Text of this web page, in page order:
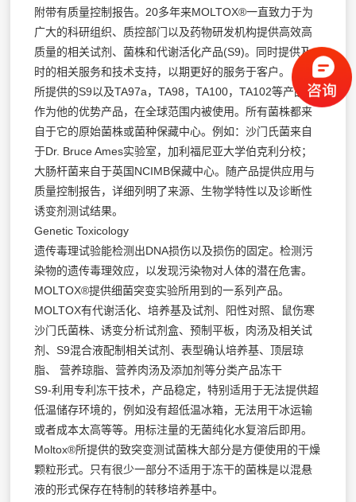
附带有质量控制报告。20多年来MOLTOX®一直致力于为
广大的科研组织、质控部门以及药物研发机构提供高效高
质量的相关试剂、菌株和代谢活化产品(S9)。同时提供及
时的相关服务和技术支持，以期更好的服务于客户。
所提供的S9以及TA97a，TA98，TA100，TA102等产品已
作为他的优势产品，在全球范围内被使用。所有菌株都来
自于它的原始菌株或菌种保藏中心。例如：沙门氏菌来自
于Dr. Bruce Ames实验室，加利福尼亚大学伯克利分校；
大肠杆菌来自于英国NCIMB保藏中心。随产品提供应用与
质量控制报告，详细列明了来源、生物学特性以及诊断性
诱变剂测试结果。
Genetic Toxicology
遗传毒理试验能检测出DNA损伤以及损伤的固定。检测污
染物的遗传毒理效应，以发现污染物对人体的潜在危害。
MOLTOX®提供细菌突变实验所用到的一系列产品。
MOLTOX有代谢活化、培养基及试剂、阳性对照、鼠伤寒
沙门氏菌株、诱变分析试剂盒、预制平板，肉汤及相关试
剂、S9混合液配制相关试剂、表型确认培养基、顶层琼
脂、 营养琼脂、营养肉汤及添加剂等分类产品冻干
S9-利用专利冻干技术，产品稳定，特别适用于无法提供超
低温储存环境的，例如没有超低温冰箱，无法用干冰运输
或者成本太高等等。用标注量的无菌纯化水复溶后即用。
Moltox®所提供的致突变测试菌株大部分是方便使用的干燥
颗粒形式。只有很少一部分不适用于冻干的菌株是以混悬
液的形式保存在特制的转移培养基中。